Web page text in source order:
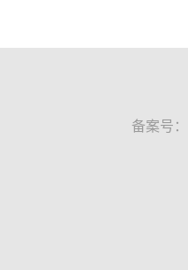
备案号：